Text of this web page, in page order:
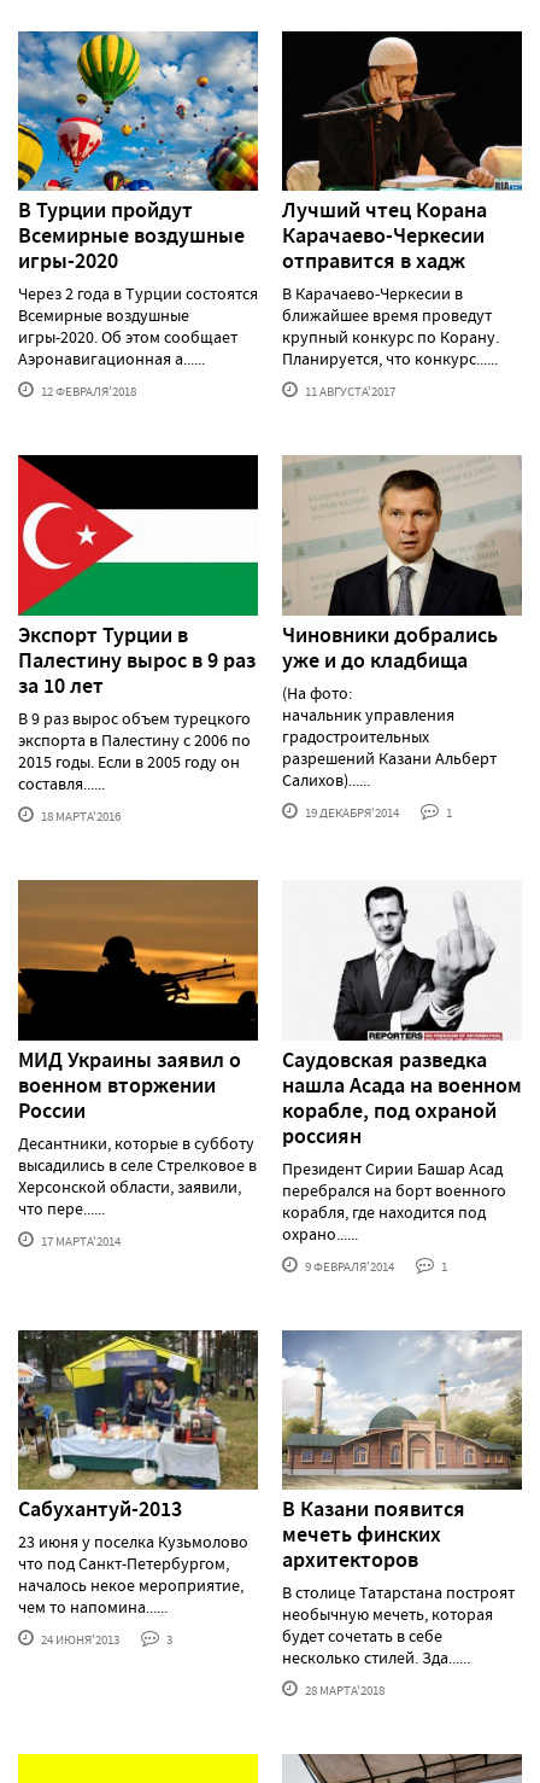
В Турции пройдут
Всемирные воздушные
игры-2020
Через 2 года в Турции состоятся
Всемирные воздушные
игры-2020. Об этом сообщает
Аэронавигационная а......
12 ФЕВРАЛЯ'2018
Лучший чтец Корана
Карачаево-Черкесии
отправится в хадж
В Карачаево-Черкесии в
ближайшее время проведут
крупный конкурс по Корану.
Планируется, что конкурс......
11 АВГУСТА'2017
Экспорт Турции в
Палестину вырос в 9 раз
за 10 лет
В 9 раз вырос объем турецкого
экспорта в Палестину с 2006 по
2015 годы. Если в 2005 году он
составля......
18 МАРТА'2016
Чиновники добрались
уже и до кладбища
(На фото:
начальник управления
градостроительных
разрешений Казани Альберт
Салихов)......
19 ДЕКАБРЯ'2014 1
МИД Украины заявил о
военном вторжении
России
Десантники, которые в субботу
высадились в селе Стрелковое в
Херсонской области, заявили,
что пере......
17 МАРТА'2014
Саудовская разведка
нашла Асада на военном
корабле, под охраной
россиян
Президент Сирии Башар Асад
перебрался на борт военного
корабля, где находится под
охрано......
9 ФЕВРАЛЯ'2014 1
Сабухантуй-2013
23 июня у поселка Кузьмолово
что под Санкт-Петербургом,
началось некое мероприятие,
чем то напомина......
24 ИЮНЯ'2013 3
В Казани появится
мечеть финских
архитекторов
В столице Татарстана построят
необычную мечеть, которая
будет сочетать в себе
несколько стилей. Зда......
28 МАРТА'2018